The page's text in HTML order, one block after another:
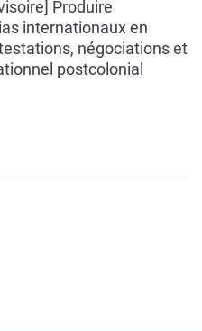
Produire
internationaux en
négociations et
postcolonial